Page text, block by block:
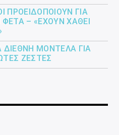
ΠΡΟΕΙΔΟΠΟΙΟΎΝ ΓΙΑ
ΦΈΤΑ – «ΈΧΟΥΝ ΧΑΘΕΊ
ΔΙΕΘΝΉ ΜΟΝΤΈΛΑ ΓΙΑ
ΖΈΣΤΕΣ